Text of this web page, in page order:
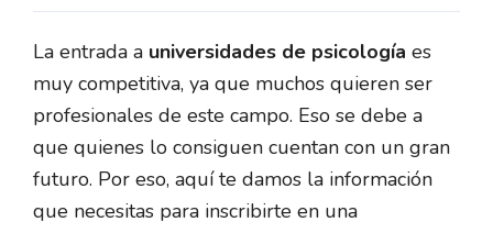
La entrada a universidades de psicología es
muy competitiva, ya que muchos quieren ser
profesionales de este campo. Eso se debe a
que quienes lo consiguen cuentan con un gran
futuro. Por eso, aquí te damos la información
que necesitas para inscribirte en una